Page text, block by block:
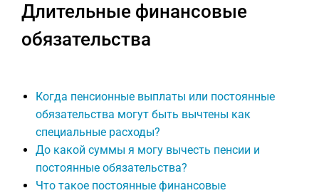
Длительные финансовые
обязательства
Когда пенсионные выплаты или постоянные
обязательства могут быть вычтены как
специальные расходы?
До какой суммы я могу вычесть пенсии и
постоянные обязательства?
Что такое постоянные финансовые